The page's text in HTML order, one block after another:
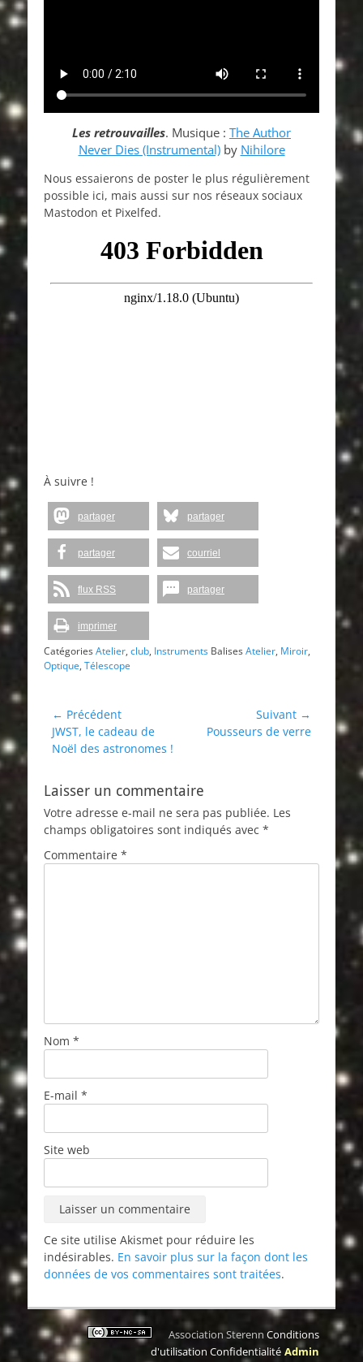
Les retrouvailles. Musique : The Author
Never Dies (Instrumental)by Nihilore
Nous essaierons de poster le plus régulièrement
possible ici, mais aussi sur nos réseaux sociaux
Mastodon et Pixelfed.
À suivre !
partager partager
partager courriel
flux RSS partager
imprimer
CatégoriesAtelier, club, Instruments BalisesAtelier, Miroir,
Optique, Télescope
Navigation
de
l’article
← Précédent
Article
précédent :
JWST, le cadeau de
Noël des astronomes !
Suivant →
ArticlePousseurs de verre
Laisser un commentaire
Votre adresse e-mail ne sera pas publiée. Les
champs obligatoires sont indiqués avec *
Commentaire *
Nom *
E-mail *
Site web
Ce site utilise Akismet pour réduire les
indésirables. En savoir plus sur la façon dont les
données de vos commentaires sont traitées.
Association Sterenn Conditions
d'utilisation Confidentialité Admin